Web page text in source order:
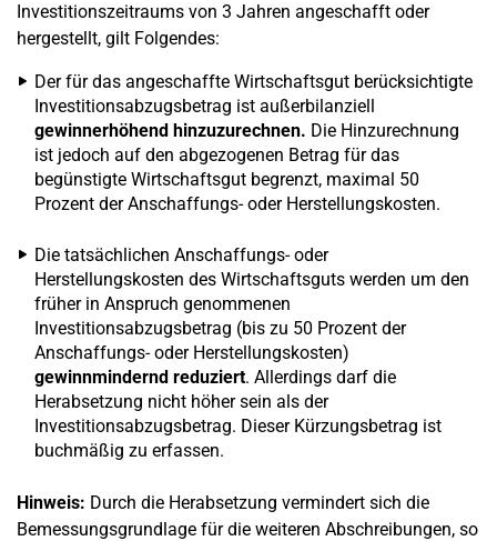
Investitionszeitraums von 3 Jahren angeschafft oder
hergestellt, gilt Folgendes:
Der für das angeschaffte Wirtschaftsgut berücksichtigte
Investitionsabzugsbetrag ist außerbilanziell
gewinnerhöhend hinzuzurechnen. Die Hinzurechnung
ist jedoch auf den abgezogenen Betrag für das
begünstigte Wirtschaftsgut begrenzt, maximal 50
Prozent der Anschaffungs- oder Herstellungskosten.
Die tatsächlichen Anschaffungs- oder
Herstellungskosten des Wirtschaftsguts werden um den
früher in Anspruch genommenen
Investitionsabzugsbetrag (bis zu 50 Prozent der
Anschaffungs- oder Herstellungskosten)
gewinnmindernd reduziert. Allerdings darf die
Herabsetzung nicht höher sein als der
Investitionsabzugsbetrag. Dieser Kürzungsbetrag ist
buchmäßig zu erfassen.
Hinweis: Durch die Herabsetzung vermindert sich die
Bemessungsgrundlage für die weiteren Abschreibungen, so